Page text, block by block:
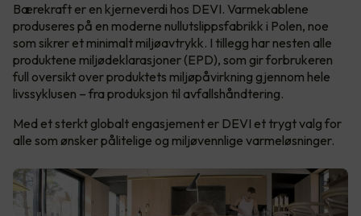
Bærekraft er en kjerneverdi hos DEVI. Varmekablene
produseres på en moderne nullutslippsfabrikk i Polen, noe
som sikrer et minimalt miljøavtrykk. I tillegg har nesten alle
produktene miljødeklarasjoner (EPD), som gir forbrukeren
full oversikt over produktets miljøpåvirkning gjennom hele
livssyklusen – fra produksjon til avfallshåndtering.
Med et sterkt globalt engasjement er DEVI et trygt valg for
alle som ønsker pålitelige og miljøvennlige varmeløsninger.